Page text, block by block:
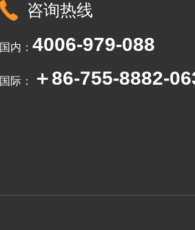
咨询热线
国内： 4006-979-088
国际： ＋86-755-8882-